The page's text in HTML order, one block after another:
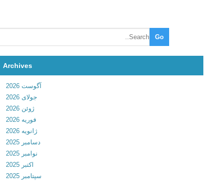
و
ر
ی
ن
ج
د
ی
د
ر
Archives
آگوست 2026
جولای 2026
ژوئن 2026
فوریه 2026
ژانویه 2026
دسامبر 2025
نوامبر 2025
سپتامبر 2025